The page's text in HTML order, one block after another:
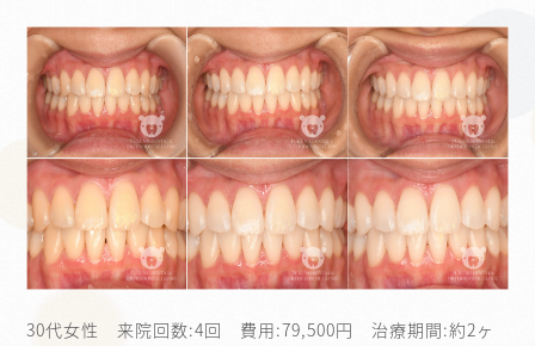
30代女性 来院回数:4回 費用:79,500円 治療期間:約2ヶ